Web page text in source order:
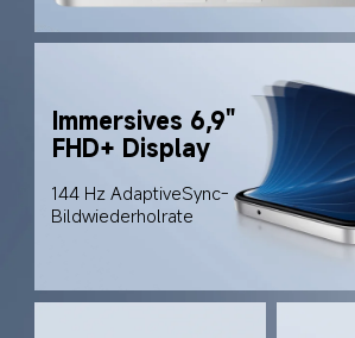
Immersives 6,9"
FHD+ Display
144 Hz AdaptiveSync-
Bildwiederholrate